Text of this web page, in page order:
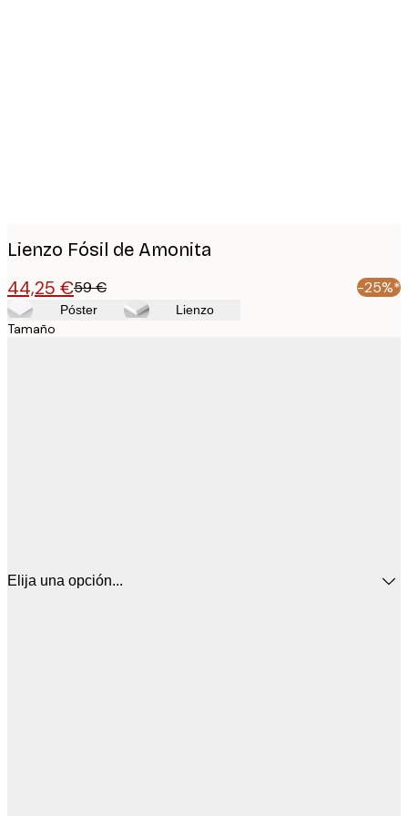
Lienzo Fósil de Amonita
44,25 €59 € -25%*
Póster Lienzo
Tamaño
Elija una opción...